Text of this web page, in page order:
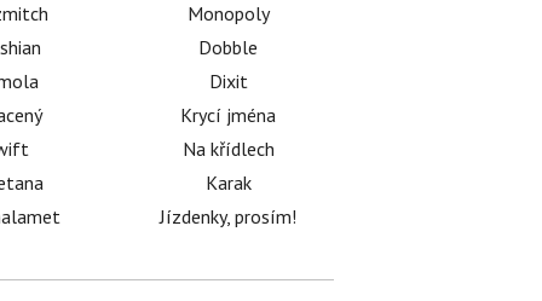
Monopoly
Dobble
Dixit
Krycí jména
Na křídlech
Karak
Jízdenky, prosím!